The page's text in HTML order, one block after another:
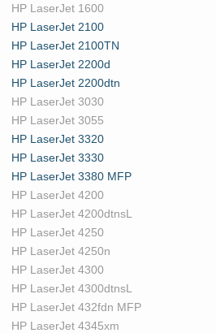
HP LaserJet 1600
HP LaserJet 2100
HP LaserJet 2100TN
HP LaserJet 2200d
HP LaserJet 2200dtn
HP LaserJet 3030
HP LaserJet 3055
HP LaserJet 3320
HP LaserJet 3330
HP LaserJet 3380 MFP
HP LaserJet 4200
HP LaserJet 4200dtnsL
HP LaserJet 4250
HP LaserJet 4250n
HP LaserJet 4300
HP LaserJet 4300dtnsL
HP LaserJet 432fdn MFP
HP LaserJet 4345xm